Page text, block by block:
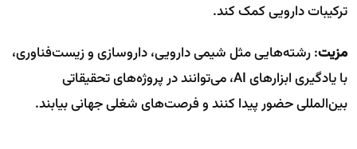
ترکیبات دارویی کمک کند.
مزیت: رشته‌هایی مثل شیمی دارویی، داروسازی و زیست‌فناوری،
با یادگیری ابزارهای AI، می‌توانند در پروژه‌های تحقیقاتی
بین‌المللی حضور پیدا کنند و فرصت‌های شغلی جهانی بیابند.